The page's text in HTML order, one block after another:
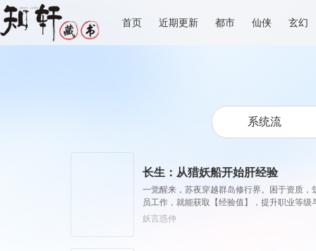
首页 近期更新 都市 仙侠 玄幻
长生：从猎妖船开始肝经验
一觉醒来，苏夜穿越群岛修行界。困于资质
员工作，就能获取【经验值】，提升职业等
珍！打造超级战舰，轰破仙朝国门！不知不
妖言惑仲